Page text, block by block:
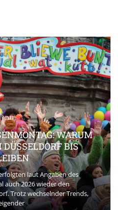
WARUM
BIS
laut Angaben des
auch 2026 wieder den
Trotz wechselnder Trends,